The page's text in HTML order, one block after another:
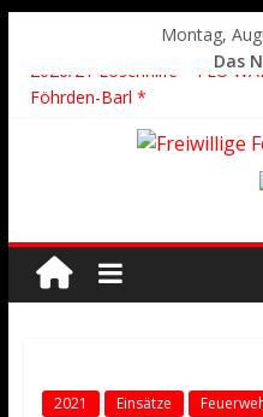
Montag,
Das
2026/21 Löschhilfe * FEU
Föhrden-Barl *
2026/24 * TH G Y * PKW
2026/22 TH Y * VU * 1
2021 Einsätze